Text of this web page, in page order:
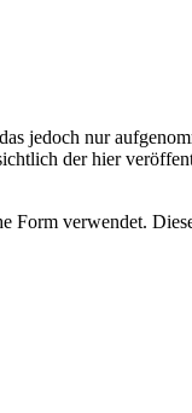
jedoch nur
der hier
Form verwendet.